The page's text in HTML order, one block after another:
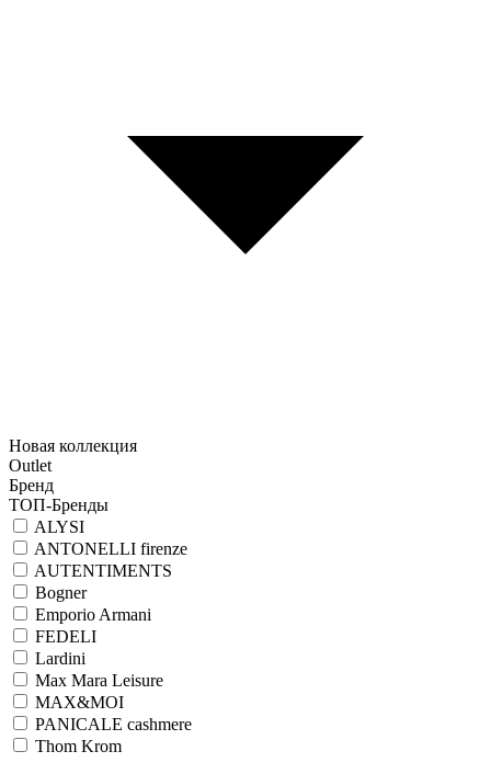
Новая коллекция
Outlet
Бренд
ТОП-Бренды
ALYSI
ANTONELLI firenze
AUTENTIMENTS
Bogner
Emporio Armani
FEDELI
Lardini
Max Mara Leisure
MAX&MOI
PANICALE cashmere
Thom Krom